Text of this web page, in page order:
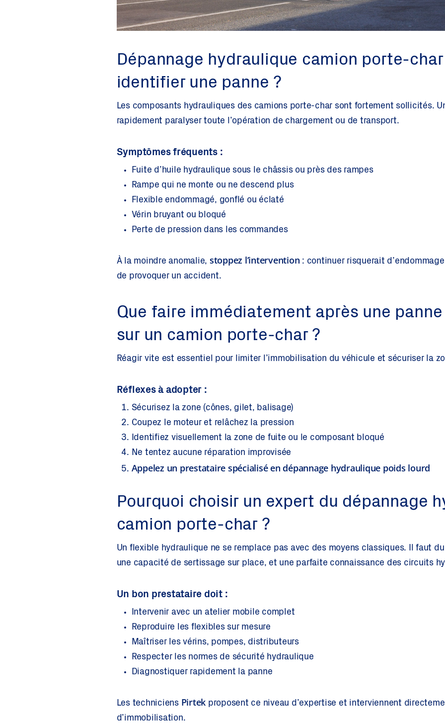
Dépannage hydraulique camion porte-
identifier une panne ?
Les composants hydrauliques des camions porte-char sont fortement sollicités.
rapidement paralyser toute l’opération de chargement ou de transport.
Symptômes fréquents :
Fuite d’huile hydraulique sous le châssis ou près des rampes
Rampe qui ne monte ou ne descend plus
Flexible endommagé, gonflé ou éclaté
Vérin bruyant ou bloqué
Perte de pression dans les commandes
À la moindre anomalie, stoppez l’intervention : continuer risquerait
de provoquer un accident.
Que faire immédiatement après une
sur un camion porte-char ?
Réagir vite est essentiel pour limiter l’immobilisation du véhicule et sécuriser la
Réflexes à adopter :
Sécurisez la zone (cônes, gilet, balisage)
Coupez le moteur et relâchez la pression
Identifiez visuellement la zone de fuite ou le composant bloqué
Ne tentez aucune réparation improvisée
Appelez un prestataire spécialisé en dépannage hydraulique poids lourd
Pourquoi choisir un expert du dépannage
camion porte-char ?
Un flexible hydraulique ne se remplace pas avec des moyens classiques. Il faut
une capacité de sertissage sur place, et une parfaite connaissance des circuits
Un bon prestataire doit :
Intervenir avec un atelier mobile complet
Reproduire les flexibles sur mesure
Maîtriser les vérins, pompes, distributeurs
Respecter les normes de sécurité hydraulique
Diagnostiquer rapidement la panne
Les techniciens Pirtek proposent ce niveau d’expertise et interviennent
d’immobilisation.